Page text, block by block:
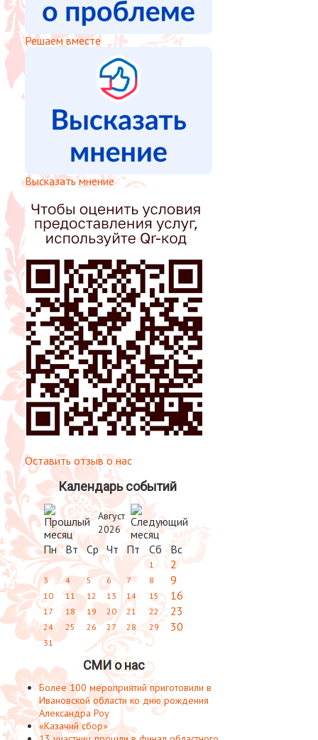
Решаем вместе
Высказать мнение
Оставить отзыв о нас
Календарь событий
Август
2026
Пн Вт Ср Чт Пт Сб Вс
1 2
3 4 5 6 7 8 9
10 11 12 13 14 15 16
17 18 19 20 21 22 23
24 25 26 27 28 29 30
31
СМИ о нас
Более 100 мероприятий приготовили в
Ивановской области ко дню рождения
Александра Роу
«Казачий сбор»